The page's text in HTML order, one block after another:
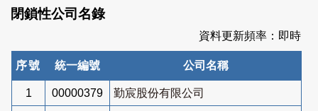
閉鎖性公司名錄
資料更新頻率：即時
序號 統一編號 公司名稱
1 00000379 勤宸股份有限公司